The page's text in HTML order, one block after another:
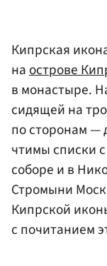
Кипрская
наострове
в монастыре.
сидящей на
по сторонам —
чтимы списки
соборе и в
Стромыни
Кипрской
с почитанием